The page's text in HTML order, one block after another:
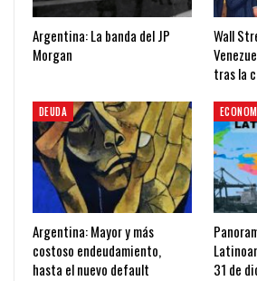
Argentina: La banda del JP
Morgan
Wall
tras la
DEUDA
Argentina: Mayor y más
costoso endeudamiento,
hasta el nuevo default
31 de